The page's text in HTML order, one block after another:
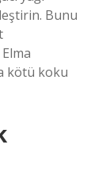
Bunu
kötü koku